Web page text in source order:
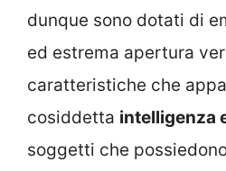
dunque sono dotati di
ed estrema apertura
caratteristiche che
cosiddetta intelligenza
soggetti che